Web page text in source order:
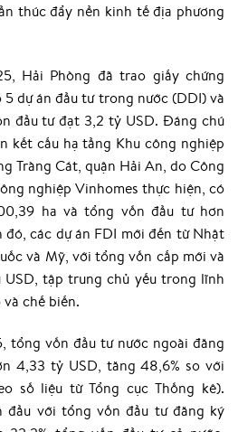
thúc đẩy nền kinh tế địa phương
Hải Phòng đã trao giấy chứng
dự án đầu tư trong nước (DDI) và
đầu tư đạt 3,2 tỷ USD. Đáng chú
kết cấu hạ tầng Khu công nghiệp
Tràng Cát, quận Hải An, do Công
nghiệp Vinhomes thực hiện, có
ha và tổng vốn đầu tư hơn
các dự án FDI mới đến từ Nhật
và Mỹ, với tổng vốn cấp mới và
tập trung chủ yếu trong lĩnh
chế biến.
tổng vốn đầu tư nước ngoài đăng
4,33 tỷ USD, tăng 48,6% so với
số liệu từ Tổng cục Thống kê).
đầu với tổng vốn đầu tư đăng ký